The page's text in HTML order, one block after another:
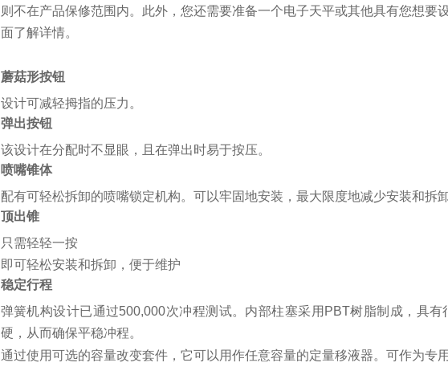
则不在产品保修范围内。此外，您还需要准备一个电子天平或其他具有您想要
面了解详情。
蘑菇形按钮
设计可减轻拇指的压力。
弹出按钮
该设计在分配时不显眼，且在弹出时易于按压。
喷嘴锥体
配有可轻松拆卸的喷嘴锁定机构。可以牢固地安装，最大限度地减少安装和拆
顶出锥
只需轻轻一按
即可轻松安装和拆卸，便于维护
稳定行程
弹簧机构设计已通过500,000次冲程测试。内部柱塞采用PBT树脂制成，具
硬，从而确保平稳冲程。
通过使用可选的容量改变套件，它可以用作任意容量的定量移液器。可作为专